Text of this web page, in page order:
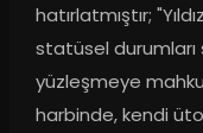
hatırlatmıştır;
statüsel
yüzleşmeye
harbinde, kendi